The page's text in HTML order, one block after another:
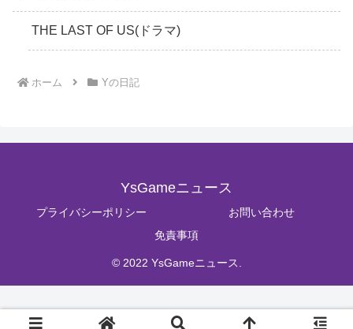
THE LAST OF US(ドラマ)
ホーム Yの日記
YsGameニュース
プライバシーポリシー
お問い合わせ
免責事項
© 2022 YsGameニュース.